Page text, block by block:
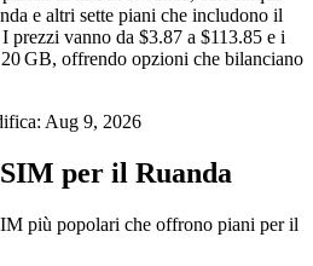
e altri sette piani che includono il
prezzi vanno da $3.87 a $113.85 e i
GB, offrendo opzioni che bilanciano
Aug 9, 2026
per il Ruanda
più popolari che offrono piani per il